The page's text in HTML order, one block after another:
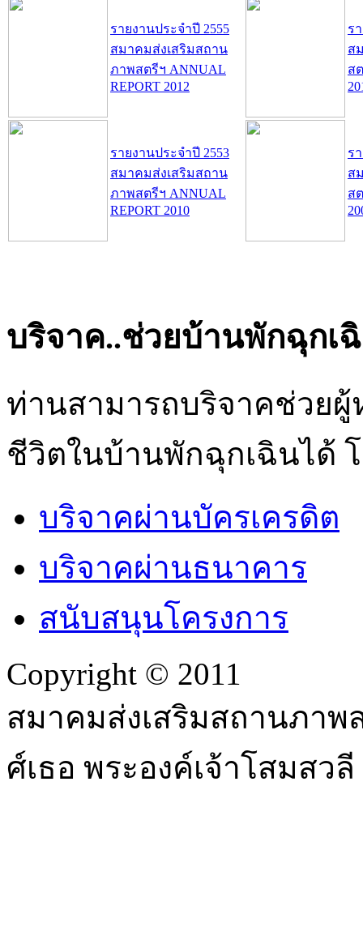
รายงานประจำปี 2555
สมาคมส่งเสริมสถาน
ภาพสตรีฯ ANNUAL
REPORT 2012
ร
ส
ส
รายงานประจำปี 2553
สมาคมส่งเสริมสถาน
ภาพสตรีฯ ANNUAL
REPORT 2010
ร
ส
ส
บริจาค..ช่วยบ้านพักฉุกเ
ท่านสามารถบริจาคช่วย
ชีวิตในบ้านพักฉุกเฉินได้
บริจาคผ่านบัครเครดิต
บริจาคผ่านธนาคาร
สนับสนุนโครงการ
Copyright © 2011
สมาคมส่งเสริมสถานภาพ
ศ์เธอ พระองค์เจ้าโสมส